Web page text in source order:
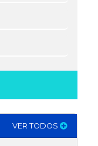
VER TODOS